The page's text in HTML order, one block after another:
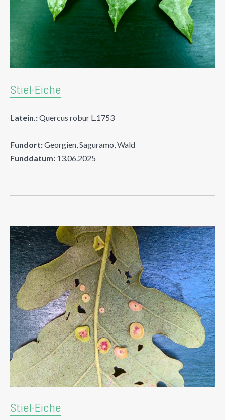
Stiel-Eiche
Latein.:Quercus robur L.1753
Fundort:Georgien, Saguramo, Wald
Funddatum: 13.06.2025
Stiel-Eiche